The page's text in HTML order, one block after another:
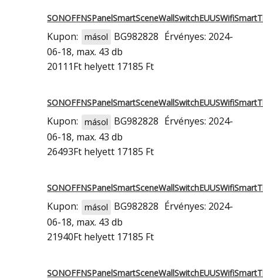
Kupon: másol BG982828 Érvényes: 2024-
06-18, max. 43 db
20111Ft helyett 17185 Ft
Kupon: másol BG982828 Érvényes: 2024-
06-18, max. 43 db
26493Ft helyett 17185 Ft
Kupon: másol BG982828 Érvényes: 2024-
06-18, max. 43 db
21940Ft helyett 17185 Ft